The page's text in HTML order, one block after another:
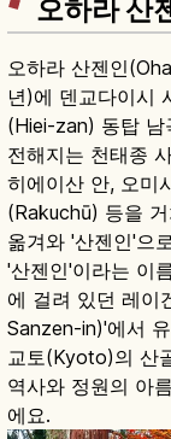
오하라 산
오하라 산젠인
년)에 덴교다이시
(Hiei-zan) 동탑 남
전해지는 천태종
히에이산 안, 오미
(Rakuchū) 등을
옮겨와 '산젠인'으
'산젠인'이라는 이
에 걸려 있던 레이
Sanzen-in)'에서
교토(Kyoto)의 산
역사와 정원의 아
에요.